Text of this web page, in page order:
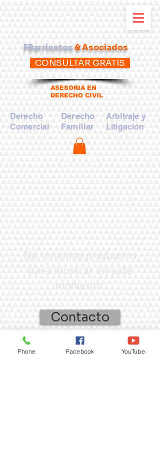
FBarrientos& Asociados
ASESORIA EN
DERECHO CIVIL
Derecho
Comercial
Derecho
Familiar
Arbitraje y
Litigación
CONSULTAR GRATIS
Contacto
Phone Facebook YouTube